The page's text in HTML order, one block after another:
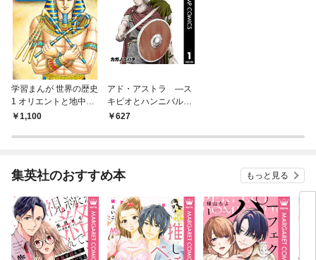
学習まんが 世界の歴史
1 オリエントと地中海
の文明 エジプト・メソ
1,100
アド・アストラ ―ス
キピオとハンニバル―
1 627
集英社のおすすめ本 もっと見る